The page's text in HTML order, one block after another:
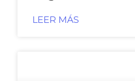
LEER MÁS